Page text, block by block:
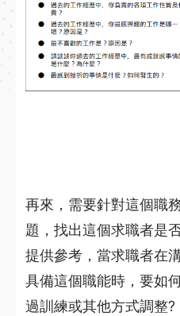
再來，需要針對這個職
題，找出這個求職者是
提供參考，當求職者在
具備這個職能時，要如
過訓練或其他方式調整?